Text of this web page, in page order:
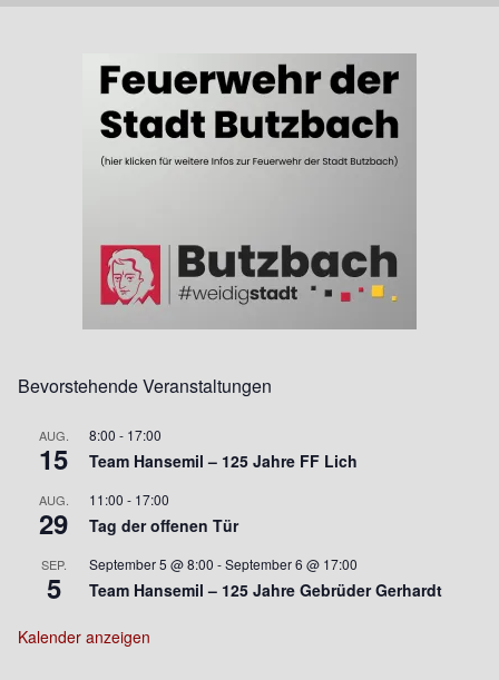
Bevorstehende Veranstaltungen
AUG.
15
8:00 - 17:00
Team Hansemil – 125 Jahre FF Lich
AUG.
29
11:00 - 17:00
Tag der offenen Tür
SEP.
5
September 5 @ 8:00 -September 6 @ 17:00
Team Hansemil – 125 Jahre Gebrüder Gerhardt
Kalender anzeigen